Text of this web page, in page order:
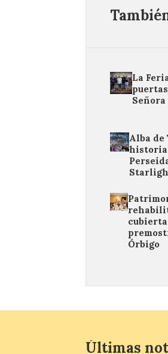
La
Señora
Alba de
Órbigo
Últimas